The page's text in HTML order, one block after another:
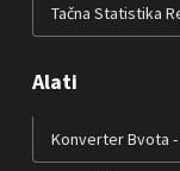
Tačna Statistika
Alati
Konverter Bvota